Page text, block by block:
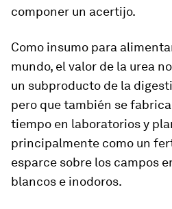
componer un acertijo.
Como insumo para
mundo, el valor de la urea
un subproducto de la
pero que también se
tiempo en laboratorios y
principalmente como un
esparce sobre los campos
blancos e inodoros.